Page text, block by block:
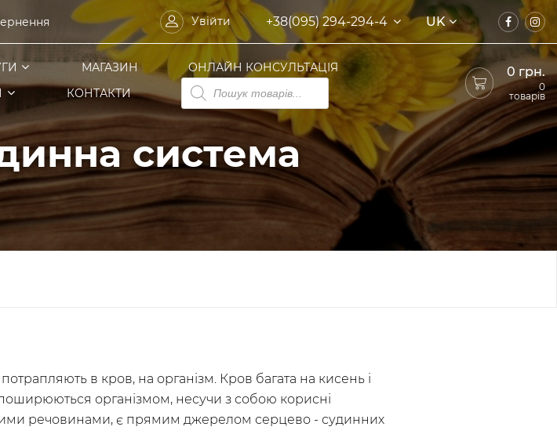
Увійти +38(095) 294-294-4 UK
МАГАЗИН
ОНЛАЙН КОНСУЛЬТАЦІЯ
КОНТАКТИ
Products
search
0 грн.
0
товарів
система
в кров, на організм. Кров багата на кисень і
організмом, несучи з собою корисні
речовинами, є прямим джерелом серцево - судинних